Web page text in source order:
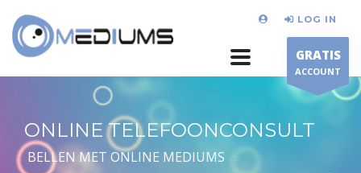
LOG IN
GRATIS
ACCOUNT
ONLINE TELEFOONCONSULT
BELLEN MET ONLINE MEDIUMS